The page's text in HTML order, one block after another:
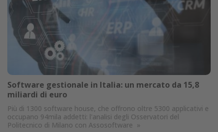
Software gestionale in Italia: un mercato da 15,8
miliardi di euro
Più di 1300 software house, che offrono oltre 5300 applicativi e
occupano 94mila addetti: l'analisi degli Osservatori del
Politecnico di Milano con Assosoftware »